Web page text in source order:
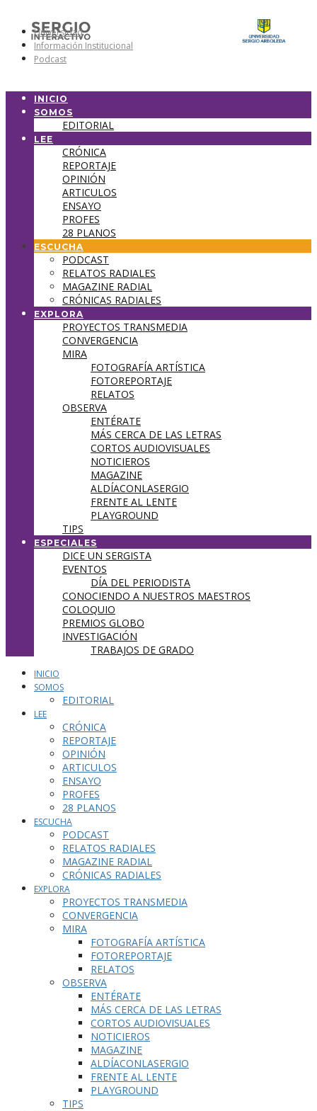
Universidad
Información Institucional
Podcast
INICIO
SOMOS
EDITORIAL
LEE
CRÓNICA
REPORTAJE
OPINIÓN
ARTICULOS
ENSAYO
PROFES
28 PLANOS
ESCUCHA
PODCAST
RELATOS RADIALES
MAGAZINE RADIAL
CRÓNICAS RADIALES
EXPLORA
PROYECTOS TRANSMEDIA
CONVERGENCIA
MIRA
FOTOGRAFÍA ARTÍSTICA
FOTOREPORTAJE
RELATOS
OBSERVA
ENTÉRATE
MÁS CERCA DE LAS LETRAS
CORTOS AUDIOVISUALES
NOTICIEROS
MAGAZINE
ALDÍACONLASERGIO
FRENTE AL LENTE
PLAYGROUND
TIPS
ESPECIALES
DICE UN SERGISTA
EVENTOS
DÍA DEL PERIODISTA
CONOCIENDO A NUESTROS MAESTROS
COLOQUIO
PREMIOS GLOBO
INVESTIGACIÓN
TRABAJOS DE GRADO
INICIO
SOMOS
EDITORIAL
LEE
CRÓNICA
REPORTAJE
OPINIÓN
ARTICULOS
ENSAYO
PROFES
28 PLANOS
ESCUCHA
PODCAST
RELATOS RADIALES
MAGAZINE RADIAL
CRÓNICAS RADIALES
EXPLORA
PROYECTOS TRANSMEDIA
CONVERGENCIA
MIRA
FOTOGRAFÍA ARTÍSTICA
FOTOREPORTAJE
RELATOS
OBSERVA
ENTÉRATE
MÁS CERCA DE LAS LETRAS
CORTOS AUDIOVISUALES
NOTICIEROS
MAGAZINE
ALDÍACONLASERGIO
FRENTE AL LENTE
PLAYGROUND
TIPS